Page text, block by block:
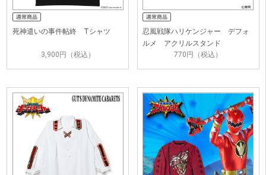
死神遣いの事件帖終 Tシャツ
3,900円（税込）
忍風戦隊ハリケンジャー デフォ
ルメ アクリルスタンド
770円（税込）